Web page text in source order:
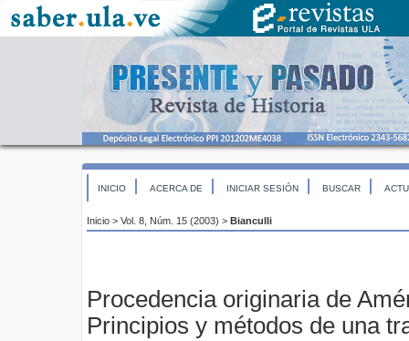
INICIO ACERCA DE INICIAR SESIÓN BUSCAR
Inicio > Vol. 8, Núm. 15 (2003) > Bianculli
Procedencia originaria de
Principios y métodos de una